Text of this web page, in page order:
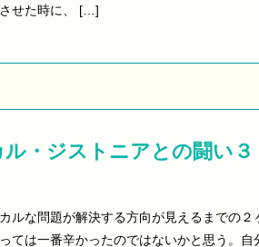
せた時に、 […]
ル・ジストニアとの闘い３
カルな問題が解決する方向が見えるまでの
ては一番辛かったのではないかと思う。